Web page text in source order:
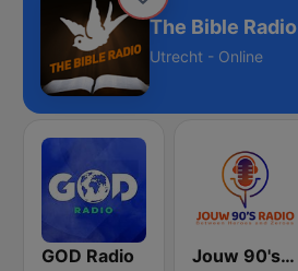
The Bible Radio
Utrecht - Online
GOD Radio Jouw 90's Radio